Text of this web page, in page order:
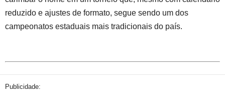
reduzido e ajustes de formato, segue sendo um dos
campeonatos estaduais mais tradicionais do país.
Publicidade: